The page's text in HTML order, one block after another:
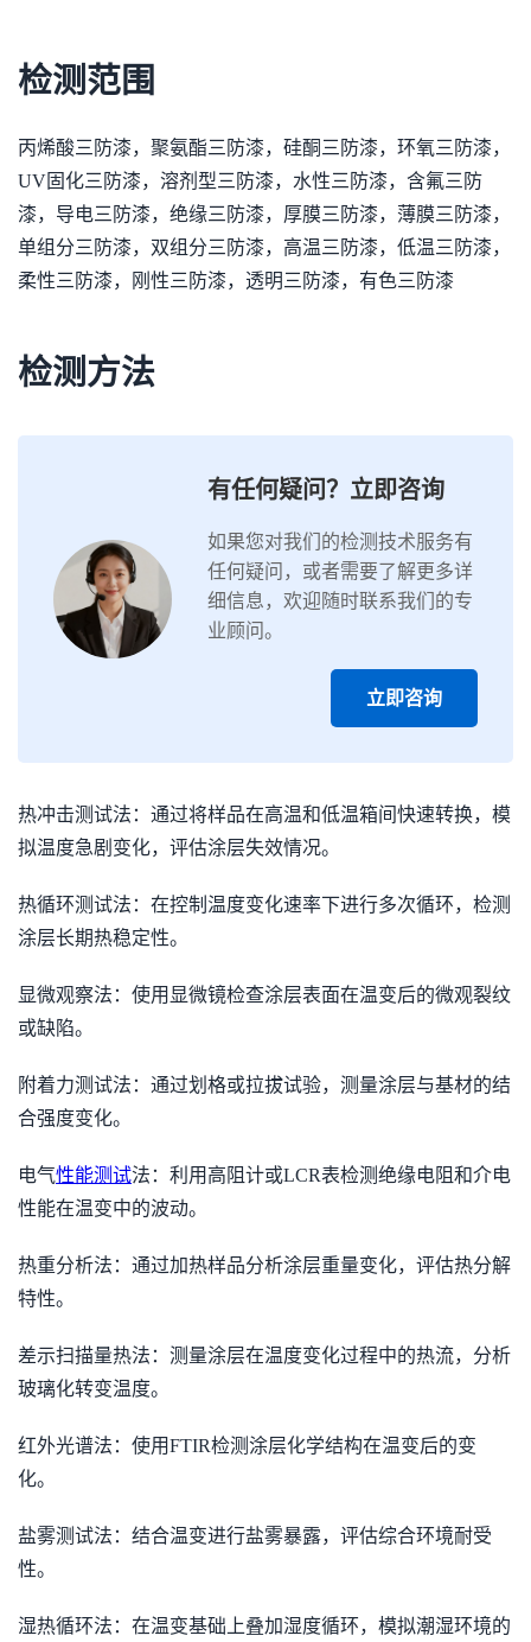
检测范围
丙烯酸三防漆，聚氨酯三防漆，硅酮三防漆，环氧三防漆，
UV固化三防漆，溶剂型三防漆，水性三防漆，含氟三防
漆，导电三防漆，绝缘三防漆，厚膜三防漆，薄膜三防漆，
单组分三防漆，双组分三防漆，高温三防漆，低温三防漆，
柔性三防漆，刚性三防漆，透明三防漆，有色三防漆
检测方法
有任何疑问？立即咨询
如果您对我们的检测技术服务有
任何疑问，或者需要了解更多详
细信息，欢迎随时联系我们的专
业顾问。
立即咨询
热冲击测试法：通过将样品在高温和低温箱间快速转换，模
拟温度急剧变化，评估涂层失效情况。
热循环测试法：在控制温度变化速率下进行多次循环，检测
涂层长期热稳定性。
显微观察法：使用显微镜检查涂层表面在温变后的微观裂纹
或缺陷。
附着力测试法：通过划格或拉拔试验，测量涂层与基材的结
合强度变化。
电气性能测试法：利用高阻计或LCR表检测绝缘电阻和介电
性能在温变中的波动。
热重分析法：通过加热样品分析涂层重量变化，评估热分解
特性。
差示扫描量热法：测量涂层在温度变化过程中的热流，分析
玻璃化转变温度。
红外光谱法：使用FTIR检测涂层化学结构在温变后的变
化。
盐雾测试法：结合温变进行盐雾暴露，评估综合环境耐受
性。
湿热循环法：在温变基础上叠加湿度循环，模拟潮湿环境的